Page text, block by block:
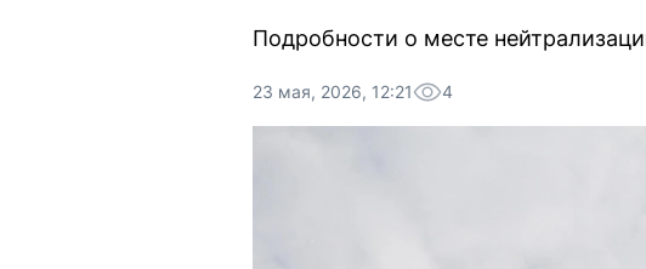
Подробности о месте
23 мая, 2026, 12:21 4